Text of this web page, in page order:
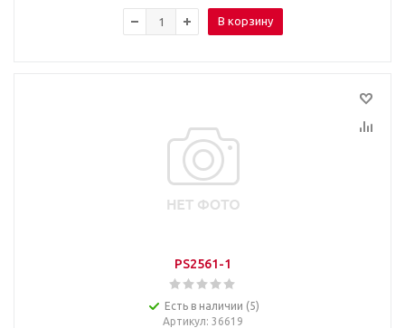
В корзину
PS2561-1
Есть в наличии (5)
Артикул: 36619